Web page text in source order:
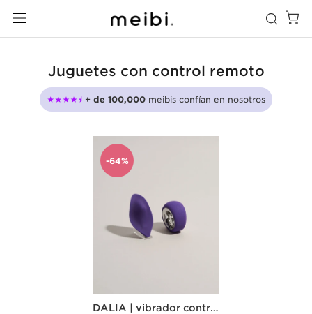
Juguetes con control remoto
+ de 100,000 meibis confían en nosotros
-64%
DALIA | vibrador control remoto